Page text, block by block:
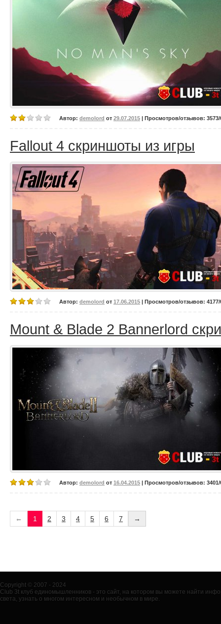
Автор: demolord от 29.07.2015 | Просмотров/отзывов: 3573/
Fallout 4 скриншоты из игры
Автор: demolord от 17.06.2015 | Просмотров/отзывов: 4177/
Mount & Blade 2 Bannerlord
Автор: demolord от 16.04.2015 | Просмотров/отзывов: 3401/
← 1 2 3 4 5 6 7 →
Copyright © 2007 - 2024
Club 3t клуб единомышленников - это сайт, на котором вы можете найти
света, узнать о многом интересном и необычном в мире.